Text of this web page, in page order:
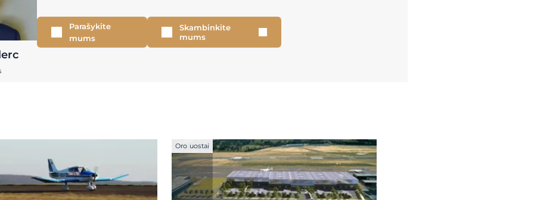
Parašykite
mums
Skambinkite
mums
Oro uostai